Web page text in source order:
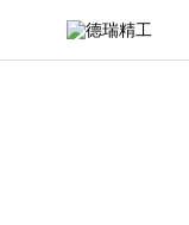
115-